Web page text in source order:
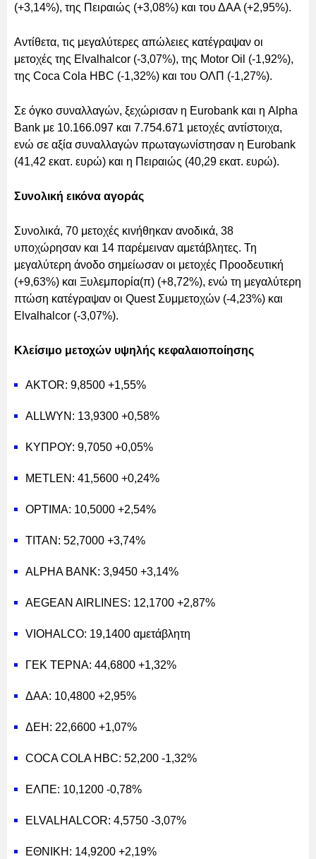
(+3,14%), της Πειραιώς (+3,08%) και του ΔΑΑ (+2,95%).
Αντίθετα, τις μεγαλύτερες απώλειες κατέγραψαν οι
μετοχές της Elvalhalcor (-3,07%), της Motor Oil (-1,92%),
της Coca Cola HBC (-1,32%) και του ΟΛΠ (-1,27%).
Σε όγκο συναλλαγών, ξεχώρισαν η Eurobank και η Alpha
Bank με 10.166.097 και 7.754.671 μετοχές αντίστοιχα,
ενώ σε αξία συναλλαγών πρωταγωνίστησαν η Eurobank
(41,42 εκατ. ευρώ) και η Πειραιώς (40,29 εκατ. ευρώ).
Συνολική εικόνα αγοράς
Συνολικά, 70 μετοχές κινήθηκαν ανοδικά, 38
υποχώρησαν και 14 παρέμειναν αμετάβλητες. Τη
μεγαλύτερη άνοδο σημείωσαν οι μετοχές Προοδευτική
(+9,63%) και Ξυλεμπορία(π) (+8,72%), ενώ τη μεγαλύτερη
πτώση κατέγραψαν οι Quest Συμμετοχών (-4,23%) και
Elvalhalcor (-3,07%).
Κλείσιμο μετοχών υψηλής κεφαλαιοποίησης
AKTOR: 9,8500 +1,55%
ALLWYN: 13,9300 +0,58%
ΚΥΠΡΟΥ: 9,7050 +0,05%
METLEN: 41,5600 +0,24%
OPTIMA: 10,5000 +2,54%
ΤΙΤΑΝ: 52,7000 +3,74%
ALPHA BANK: 3,9450 +3,14%
AEGEAN AIRLINES: 12,1700 +2,87%
VIOHALCO: 19,1400 αμετάβλητη
ΓΕΚ ΤΕΡΝΑ: 44,6800 +1,32%
ΔΑΑ: 10,4800 +2,95%
ΔΕΗ: 22,6600 +1,07%
COCA COLA HBC: 52,200 -1,32%
ΕΛΠΕ: 10,1200 -0,78%
ELVALHALCOR: 4,5750 -3,07%
ΕΘΝΙΚΗ: 14,9200 +2,19%